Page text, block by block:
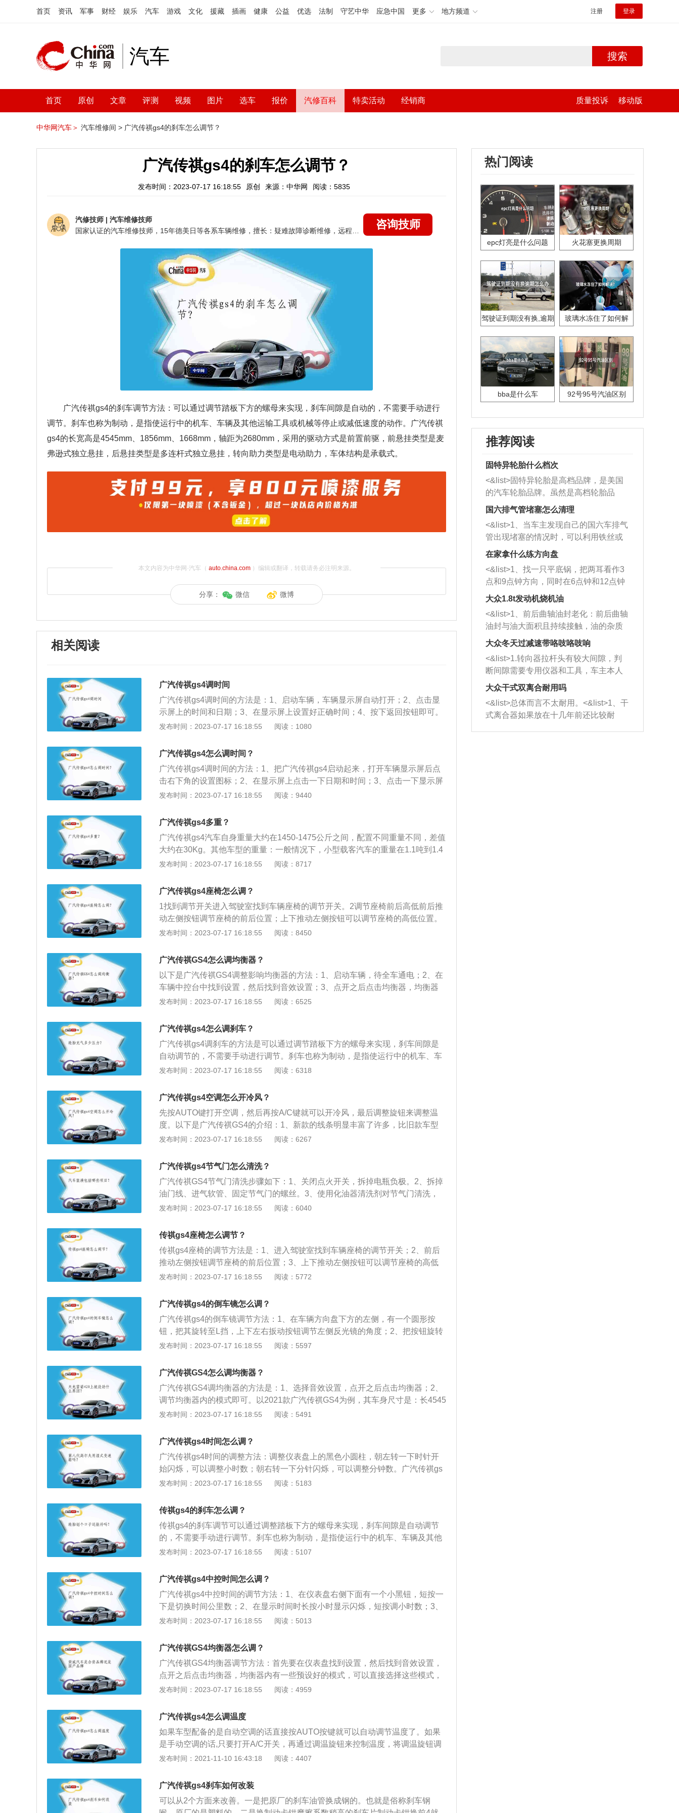
首页 资讯 军事 财经 娱乐 汽车 游戏 文化 援藏 插画 健康 公益 优选 法制 守艺中华 应急中国 更多 地方频道 注册 登录
汽车 搜索
首页 原创 文章 评测 视频 图片 选车 报价 汽修百科 特卖活动 经销商 质量投诉 移动版
中华网汽车＞ 汽车维修间 > 广汽传祺gs4的刹车怎么调节？
广汽传祺gs4的刹车怎么调节？
发布时间：2023-07-17 16:18:55 原创 来源：中华网 阅读：5835
汽修技师 | 汽车维修技师
咨询技师
广汽传祺gs4的刹车调节方法：可以通过调节踏板下方的螺母来实现，刹车间隙是自动的，不需要手动进行
调节。刹车也称为制动，是指使运行中的机车、车辆及其他运输工具或机械等停止或减低速度的动作。广汽传祺
gs4的长宽高是4545mm、1856mm、1668mm，轴距为2680mm，采用的驱动方式是前置前驱，前悬挂类型是麦
弗逊式独立悬挂，后悬挂类型是多连杆式独立悬挂，转向助力类型是电动助力，车体结构是承载式。
本文内容为中华网·汽车（ auto.china.com）编辑或翻译，转载请务必注明来源。
分享： 微信 微博
相关阅读
广汽传祺gs4调时间
广汽传祺gs4调时间的方法是：1、启动车辆，车辆显示屏自动打开；2、点击显
示屏上的时间和日期；3、在显示屏上设置好正确时间；4、按下返回按钮即可。
传祺gs4在设计上延续了家族风格，在整体造型方面柔和了很多，使得车身比例
蓝色和灰色，让整车的质感进一步被衬托出来。内饰设计是gs4比较抢眼的部
分，尤其是顶配和次顶配的黑棕色内饰非常漂亮，这次，gs4在工艺上的提升较
上一代车型也非常明显，车内的材质触感非常好。中控台上也装配了两块12.3英
寸液晶屏，除了主流配置外，作为全球首款搭载车载微信的量产车，gs4也在互
联方面向前迈了一大步。以传祺GS42022款270T手动舒适版为例，车身长宽高
大马力169Ps，最大功率124kW，最大扭矩265牛米，与之匹配的是一款6挡手动
变速箱。（数据来源于有驾官网）
发布时间：2023-07-17 16:18:55 阅读：1080
广汽传祺gs4怎么调时间？
广汽传祺gs4调时间的方法：1、把广汽传祺gs4启动起来，打开车辆显示屏后点
击右下角的设置图标；2、在显示屏上点击一下日期和时间；3、点击一下显示屏
上的设置时间；4、在显示屏上修改时间；5、修改完时间后，点击显示屏上的返
m、高1668mm，轴距为2680mm。传祺gs4不放倒后排座椅后备箱容积为470
升，在放倒后排座椅后的后备箱容积为1560升。
发布时间：2023-07-17 16:18:55 阅读：9440
广汽传祺gs4多重？
广汽传祺gs4汽车自身重量大约在1450-1475公斤之间，配置不同重量不同，差值
大约在30Kg。其他车型的重量：一般情况下，小型载客汽车的重量在1.1吨到1.4
吨之间，中高档汽车的车身重量在1.8吨到3.5吨之间，而大型的车辆车身重量会
度和安全性能的前提下，经常厂商会尽可能地降低汽车的重量，从而使汽车的动
力性能得到提高，减少燃油的消耗，降低汽车尾气的排放污染。
发布时间：2023-07-17 16:18:55 阅读：8717
广汽传祺gs4座椅怎么调？
1找到调节开关进入驾驶室找到车辆座椅的调节开关。2调节座椅前后高低前后推
动左侧按钮调节座椅的前后位置；上下推动左侧按钮可以调节座椅的高低位置。
3调整靠背角度右侧的按钮可以调节座椅的靠背角度。4副驾驶座椅副驾驶的靠背
发布时间：2023-07-17 16:18:55 阅读：8450
广汽传祺GS4怎么调均衡器？
以下是广汽传祺GS4调整影响均衡器的方法：1、启动车辆，待全车通电；2、在
车辆中控台中找到设置，然后找到音效设置；3、点开之后点击均衡器，均衡器
内有一些预设好的模式，可以直接选择这些模式，也可以根据需要自行调整。以
传祺gs4全系使用了一款1.5升涡轮增压发动机。这款车的1.5升涡轮增压发动机最
大功率为124kw，最大扭矩为265牛米，最大功率转速为5000转每分钟，最大扭
矩转速为1700到4000转每分钟。这款发动机搭载了dcvvt技术和缸内直喷技术，
并且使用了铝合金缸盖和铸铁缸体。与这款发动机匹配的是6速手动变速箱或6at
变速箱。2、传祺gs4的前悬架使用了麦弗逊独立悬架，后悬架使用了多连杆独立
抓地力提高，车辆的操控性也会提高。传祺gs4的车内空间也比较大，这款车的
长宽高分别是4545毫米，1856毫米，1668毫米，轴距为2680毫米。
发布时间：2023-07-17 16:18:55 阅读：6525
广汽传祺gs4怎么调刹车？
广汽传祺gs4调刹车的方法是可以通过调节踏板下方的螺母来实现，刹车间隙是
自动调节的，不需要手动进行调节。刹车也称为制动，是指使运行中的机车、车
辆及其他运输工具或机械等停止或减低速度的动作，制动的原理是在机器的高速
产生制动力矩。广汽传祺gs4是一款紧凑型suv，长宽高分别是4545mm、1856m
m、1668mm，轴距为2680mm。
发布时间：2023-07-17 16:18:55 阅读：6318
广汽传祺gs4空调怎么开冷风？
先按AUTO键打开空调，然后再按A/C键就可以开冷风，最后调整旋钮来调整温
度。以下是广汽传祺GS4的介绍：1、新款的线条明显丰富了许多，比旧款车型
更加具有力量感和层次感；此外部分配置也得到了升级。新款前包围让整车造型
别致。2、车身侧面同样采用了隐藏式的D柱设计，品牌为米其林，轮毂造型采用
宽幅、细辐搭配的样式，同时用铝合金和熏黑套件进行混搭，很有力量感。3、
车身尾部变化比较少，还是比较饱满圆润，后备箱盖上一凸一凹两条折线的设计
最为出彩，很精神。新的后尾灯灯组采用了LED作为光源，并且灯带也进行了重
新设计，夜晚点亮辨识度很高。后雾灯和车头日间行车灯一样采用L型造型设
发布时间：2023-07-17 16:18:55 阅读：6267
广汽传祺gs4节气门怎么清洗？
广汽传祺GS4节气门清洗步骤如下：1、关闭点火开关，拆掉电瓶负极。2、拆掉
油门线、进气软管、固定节气门的螺丝。3、使用化油器清洗剂对节气门清洗，
清洗不到的地方可用棉线擦。4、清洗完成后按照拆卸节气门的顺序安装上节气
制空气进入发动机的一道可控阀门，其上方（或前方）为空气滤清器，下方为发
动机缸体。节气门所处的位置，相当于汽车的“咽喉”。空气进入进气管后需要经
过节气门，然后与汽油混合，成为可燃混合气体，参与燃烧做功。汽车怠速是否
稳定、加速是否灵活，与节气门的清洁程度有很大关系。
发布时间：2023-07-17 16:18:55 阅读：6040
传祺gs4座椅怎么调节？
传祺gs4座椅的调节方法是：1、进入驾驶室找到车辆座椅的调节开关；2、前后
推动左侧按钮调节座椅的前后位置；3、上下推动左侧按钮可以调节座椅的高低
位置；4、右侧的按钮可以调节座椅的靠背角度；5、副驾驶的靠背角度需要拉起
传祺gs4为例，其车身结构是五门五座suv，车身尺寸是：长4545mm、宽1856m
m、高1668mm，轴距为2680mm，油箱容积为55l，行李箱容积为470l。
发布时间：2023-07-17 16:18:55 阅读：5772
广汽传祺gs4的倒车镜怎么调？
广汽传祺gs4的倒车镜调节方法：1、在车辆方向盘下方的左侧，有一个圆形按
钮，把其旋转至L挡，上下左右扳动按钮调节左侧反光镜的角度；2、把按钮旋转
至R挡，上下左右扳动按钮调节右侧的反光镜角度；3、待调节到合适位置时，将
车型，在车身尺寸方面，其长宽高分别为4510mm、1852mm、1708mm。
发布时间：2023-07-17 16:18:55 阅读：5597
广汽传祺GS4怎么调均衡器？
广汽传祺GS4调均衡器的方法是：1、选择音效设置，点开之后点击均衡器；2、
调节均衡器内的模式即可。以2021款广汽传祺GS4为例，其车身尺寸是：长4545
毫米、宽1856毫米、高1668毫米，轴距为2680毫米。2021款广汽传祺GS4搭载
速是每分钟5000转，与其匹配的是6挡手动变速箱。
发布时间：2023-07-17 16:18:55 阅读：5491
广汽传祺gs4时间怎么调？
广汽传祺gs4时间的调整方法：调整仪表盘上的黑色小圆柱，朝左转一下时针开
始闪烁，可以调整小时数；朝右转一下分针闪烁，可以调整分钟数。广汽传祺gs
4定位于“国际新派SUV”，车型定义为紧凑车型。广汽传祺gs4手动舒适版的长宽
分别为：4545mm、1856mm、1700mm，轴距为2680mm。
发布时间：2023-07-17 16:18:55 阅读：5183
传祺gs4的刹车怎么调？
传祺gs4的刹车调节可以通过调整踏板下方的螺母来实现，刹车间隙是自动调节
的，不需要手动进行调节。刹车也称为制动，是指使运行中的机车、车辆及其他
运输工具或机械等停止或减低速度的动作。传祺gs4是由广州汽车集团乘用车有
m，轴距为2680mm。该车的前悬架类型为麦弗逊式独立悬架，后悬架类型为多
连杆式独立悬架。
发布时间：2023-07-17 16:18:55 阅读：5107
广汽传祺gs4中控时间怎么调？
广汽传祺gs4中控时间的调节方法：1、在仪表盘右侧下面有一个小黑钮，短按一
下是切换时间公里数；2、在显示时间时长按小时显示闪烁，短按调小时数；3、
再长按分钟显示闪烁，短按调分钟数；4、长按或不按，恢复正常时间显示，显
分别为4545mm、1856mm、1700mm，轴距为2680mm。
发布时间：2023-07-17 16:18:55 阅读：5013
广汽传祺GS4均衡器怎么调？
广汽传祺GS4均衡器调节方法：首先要在仪表盘找到设置，然后找到音效设置，
点开之后点击均衡器，均衡器内有一些预设好的模式，可以直接选择这些模式，
也可以调整。传祺GS4是传祺旗下的一款紧凑型SUV，这款车的长宽高分别是45
款1.5升涡轮增压发动机，最大功率为124千瓦，最大扭矩为265牛米，最大功率
转速为每分钟5000转，最大扭矩转速为每分钟1700到4000转。这款发动机搭载
了dcvt技术和缸内直喷技术，并且使用了铝合金缸盖和铸铁缸体。
发布时间：2023-07-17 16:18:55 阅读：4959
广汽传祺gs4怎么调温度
如果车型配备的是自动空调的话直接按AUTO按键就可以自动调节温度了。如果
是手动空调的话,只要打开A/C开关，再通过调温旋钮来控制温度，将调温旋钮调
到最冷位置后再由人工间断开启A/C开关来控制温度风速就可以了。广汽传祺gs4
传祺家族目前最新的，相较于之前的设计，更加夸张的中网再配合上有棱有角的
保险杠给人一种运动十足的感觉。gs4的侧面线条非常的修长，十分有力量感的
腰线搭配悬浮式的车顶设计时尚动感十足，刀锋式的轮毂设计也很漂亮，gs4在
发布时间：2021-11-10 16:43:18 阅读：4407
广汽传祺gs4刹车如何改装
可以从2个方面来改善。一是把原厂的刹车油管换成钢的。也就是俗称刹车钢
热门阅读
epc灯亮是什么问题 火花塞更换周期
驾驶证到期没有换,逾期
玻璃水冻住了如何解
bba是什么车 92号95号汽油区别
推荐阅读
固特异轮胎什么档次
<&list>固特异轮胎是高档品牌，是美国
的汽车轮胎品牌。虽然是高档轮胎品
牌，但是中高低端的轮胎都有生产，这
也是为了更好的开拓市场。
国六排气管堵塞怎么清理
<&list>1、当车主发现自己的国六车排气
管出现堵塞的情况时，可以利用铁丝或
者是细棍，直接将杂物给取出来，如果
堵塞情况比较严重，也可以采取应急措
施。 <&list>2、直接利用木棍将所有的
杂物推到排气管里面的位置处，然后将
三元催化器拆解开，就可以将堵塞的东
西取出来。但如果是因为积碳过多引起
的堵塞，就需要将三元催化器泡在草酸
洗剂对堵塞的情况得到解决，将清洗剂
放在燃油箱中，与燃油混合后，车辆启
动时，就可以和汽油一起进入到燃烧
室，最后形成废气排出，就可以让三元
催化器得到清洗，排气管堵塞的情况就
能够得到解决。
在家拿什么练方向盘
<&list>1、找一只平底锅，把两耳看作3
点和9点钟方向，同时在6点钟和12点钟
方向做一个标记。 <&list>2、双手握住
一圈半的练习，往右同样也要打相同的
圈数。 <&list>3、最后强调要反复练
习，这样就可以形成肌肉记忆，在真实
驾驶车辆时，不需要记忆也能打好方
向。
大众1.8t发动机烧机油
<&list>1、前后曲轴油封老化：前后曲轴
油封与油大面积且持续接触，油的杂质
和发动机内持续温度变化使其密封效果
逐渐减弱，导致渗油或漏油。<&list>2、
活塞间隙过大：积碳会使活塞环与缸体
的间隙扩大，导致机油流入燃烧室中，
造成烧机油。<&list>3、机油粘度。使用
机油粘度过小的话，同样会有烧机油现
象，机油粘度过小具有很好的流动性，
大众冬天过减速带咯吱咯吱响
<&list>1.转向器拉杆头有较大间隙，判
断间隙需要专用仪器和工具，车主本人
无法制作，需要将车辆送到修理厂或4s
店；<&list>2.车辆半轴套管防尘罩破
裂，破裂后会出现漏油现象，使半轴磨
损严重，磨损的半轴容易损坏，产生异
响；<&list>3.稳定器的转向胶套和球头
大众干式双离合耐用吗
<&list>总体而言不太耐用。<&list>1、干
式离合器如果放在十几年前还比较耐